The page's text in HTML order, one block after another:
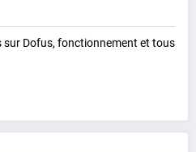
sur Dofus, fonctionnement et tous